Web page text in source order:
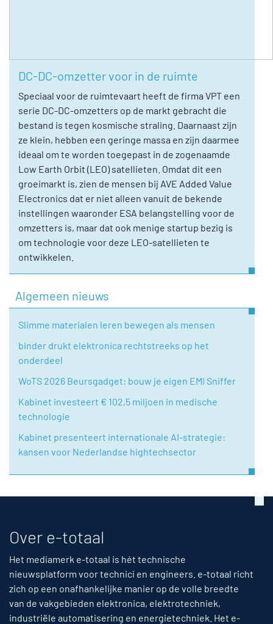
DC-DC-omzetter voor in de ruimte
Speciaal voor de ruimtevaart heeft de firma VPT een
serie DC-DC-omzetters op de markt gebracht die
bestand is tegen kosmische straling. Daarnaast zijn
ze klein, hebben een geringe massa en zijn daarmee
ideaal om te worden toegepast in de zogenaamde
Low Earth Orbit (LEO) satellieten. Omdat dit een
groeimarkt is, zien de mensen bij AVE Added Value
Electronics dat er niet alleen vanuit de bekende
instellingen waaronder ESA belangstelling voor de
omzetters is, maar dat ook menige startup bezig is
om technologie voor deze LEO-satellieten te
ontwikkelen.
Algemeen nieuws
Slimme materialen leren bewegen als mensen
binder drukt elektronica rechtstreeks op het
onderdeel
WoTS 2026 Beursgadget: bouw je eigen EMI Sniffer
Kabinet investeert € 102,5 miljoen in medische
technologie
Kabinet presenteert internationale AI-strategie:
kansen voor Nederlandse hightechsector
Over e-totaal
Het mediamerk e-totaal is hét technische
nieuwsplatform voor technici en engineers. e-totaal richt
zich op een onafhankelijke manier op de volle breedte
van de vakgebieden elektronica, elektrotechniek,
industriële automatisering en energietechniek. Het e-